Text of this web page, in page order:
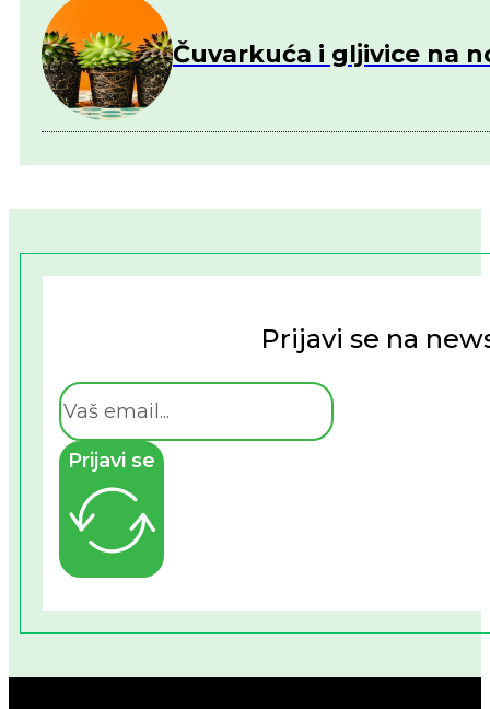
Čuvarkuća i gljivice na
Prijavi se na
Prijavi se